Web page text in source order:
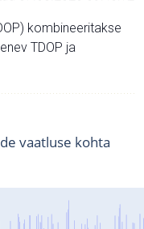
kombineeritakse
TDOP ja
vaatluse kohta